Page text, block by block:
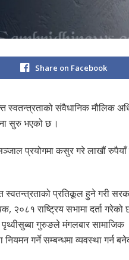
Share on Facebook
स्वतन्त्रताको संवैधानिक मौलिक
सुरु भएको छ ।
प्रयोगमा कसुर गरे लाखौं
स्वतन्त्रताको प्रतिकूल हुने गरी
२०८१ राष्ट्रिय सभामा दर्ता गरेको
गुरुङले मंगलबार सामाजिक
गर्ने सम्बन्धमा व्यवस्था गर्न